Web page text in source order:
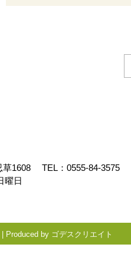
草1608 TEL： 0555-84-3575
曜日
Produced by ゴデスクリエイト